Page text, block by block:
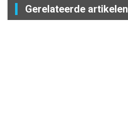
Gerelateerde artikelen